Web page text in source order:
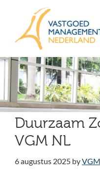
inhoud
VGM
NL
dé
branchevereniging
voor
vastgoed-
en
VvE
managers
Duurzaam
VGM NL
6 augustus 2025 by